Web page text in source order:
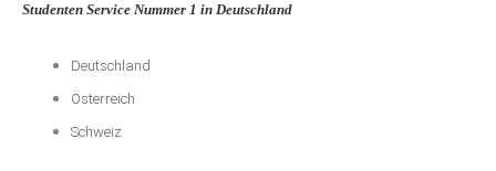
Studenten Service Nummer 1 in Deutschland
Deutschland
Österreich
Schweiz